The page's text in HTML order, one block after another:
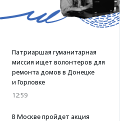
Патриаршая гуманитарная
миссия ищет волонтеров для
ремонта домов в Донецке
и Горловке
12:59
В Москве пройдет акция